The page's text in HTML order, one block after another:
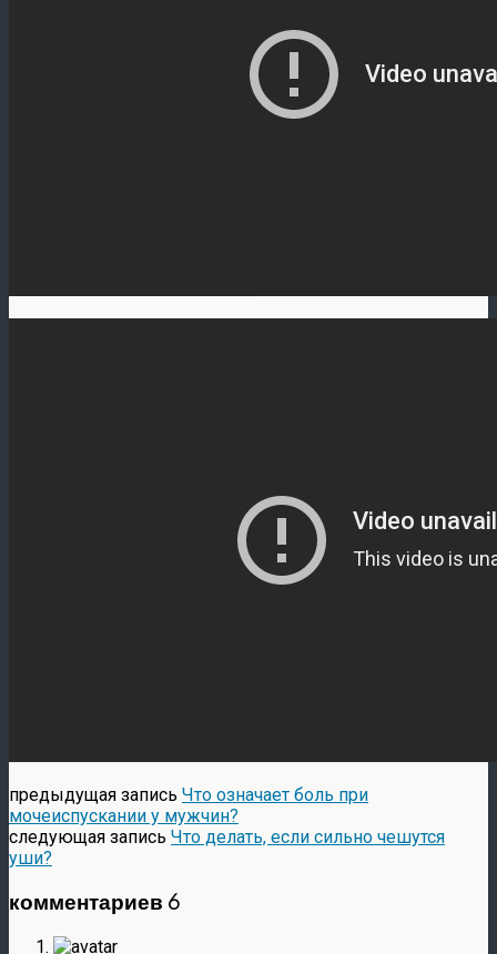
предыдущая запись Что означает боль при
мочеиспускании у мужчин?
следующая запись Что делать, если сильно чешутся
уши?
комментариев 6